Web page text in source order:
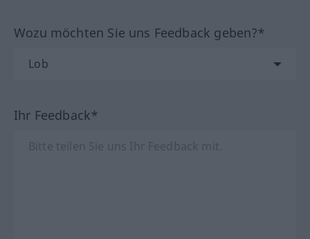
Wozu möchten Sie uns Feedback geben?*
Ihr Feedback*